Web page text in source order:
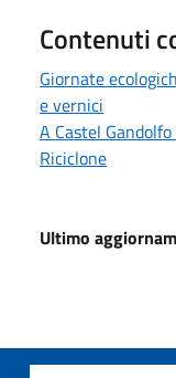
Contenuti
Giornate
e vernici
A Castel
Riciclone
Ultimo